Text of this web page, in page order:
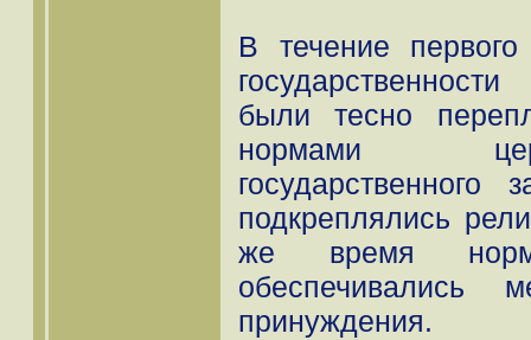
В течение первого
были тесно
нормами
государственного
подкреплялись
же время
обеспечивались
принуждения.